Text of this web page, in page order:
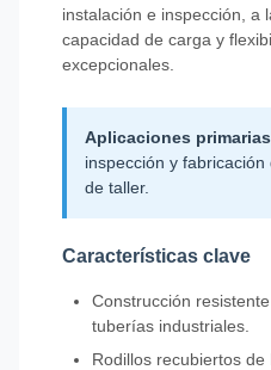
instalación e inspección, a
capacidad de carga y
excepcionales.
Aplicaciones
inspección y
de taller.
Características clave
Construcción
tuberías industriales.
Rodillos recubiertos